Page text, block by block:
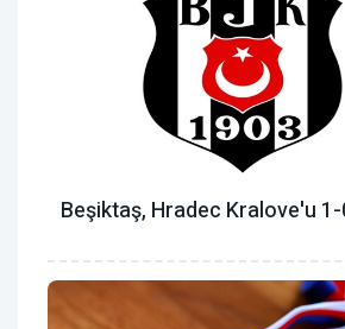
Beşiktaş, Hradec Kralove'u